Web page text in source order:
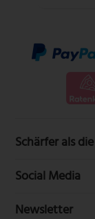
Schärfer als
Messervertrieb
Social Media
Folgen Sie uns auf
Newsletter